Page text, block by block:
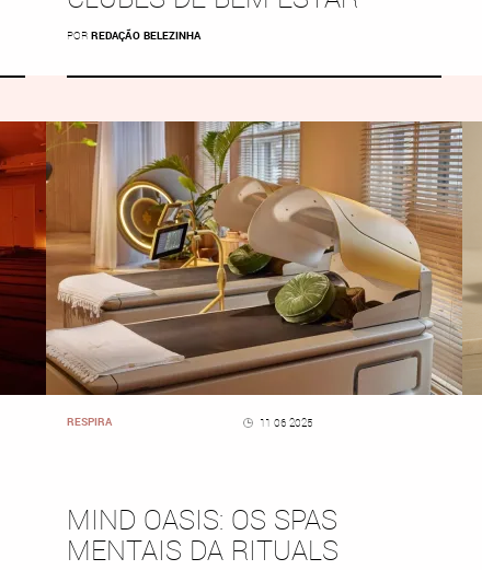
POR REDAÇÃO BELEZINHA
RESPIRA 11 06 2025
MIND OASIS: OS SPAS
MENTAIS DA RITUALS